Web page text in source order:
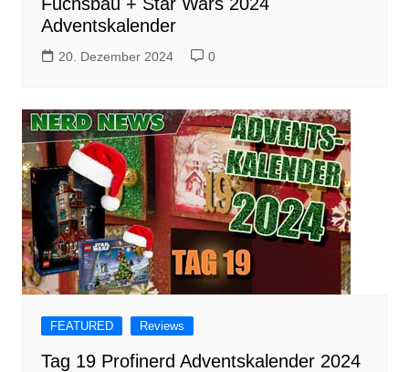
Adventskalender
20. Dezember 2024 0
FEATURED Reviews
Tag 19 Profinerd Adventskalender 2024